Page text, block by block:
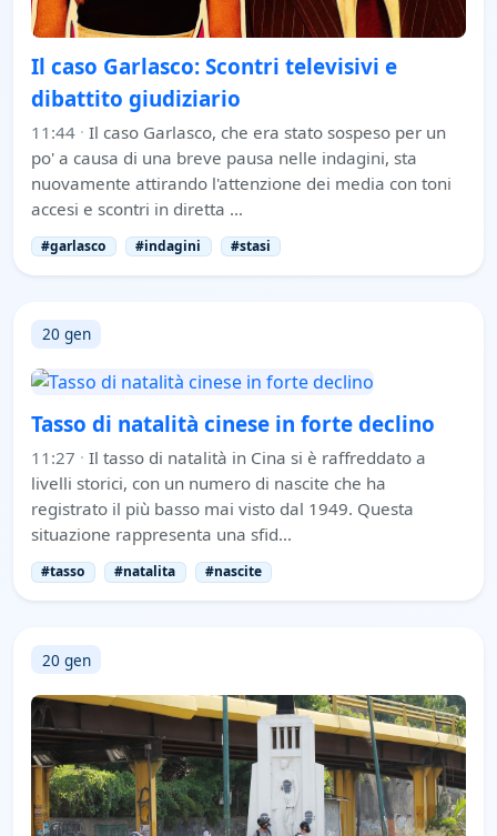
Il caso Garlasco: Scontri televisivi e
dibattito giudiziario
11:44 · Il caso Garlasco, che era stato sospeso per un
po' a causa di una breve pausa nelle indagini, sta
nuovamente attirando l'attenzione dei media con toni
accesi e scontri in diretta …
#garlasco #indagini #stasi
20 gen
Tasso di natalità cinese in forte declino
11:27 · Il tasso di natalità in Cina si è raffreddato a
livelli storici, con un numero di nascite che ha
registrato il più basso mai visto dal 1949. Questa
situazione rappresenta una sfid…
#tasso #natalita #nascite
20 gen